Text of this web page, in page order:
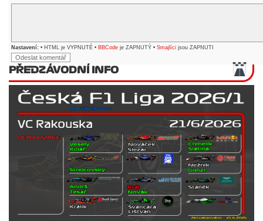
Nastavení: • HTML je VYPNUTÉ • BBCode je ZAPNUTÝ • Smajlíci jsou ZAPNUTI
PŘEDZÁVODNÍ INFO